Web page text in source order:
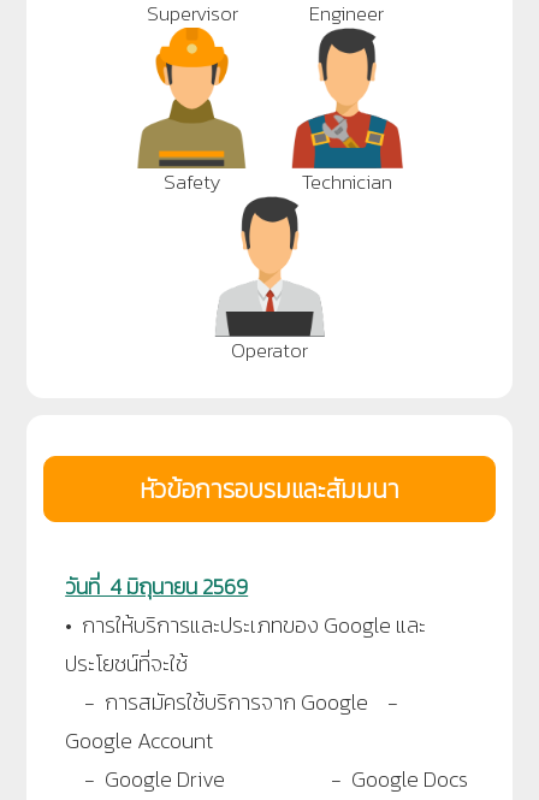
Supervisor Engineer
Safety Technician
Operator
หัวข้อการอบรมและสัมมนา
วันที่ 4 มิถุนายน 2569
• การให้บริการและประเภทของ Google และ
ประโยชน์ที่จะใช้
- การสมัครใช้บริการจาก Google -
Google Account
- Google Drive - Google Docs